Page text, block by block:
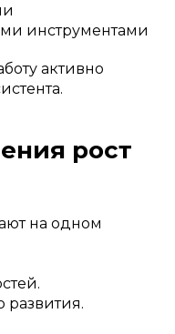
инструментами
активно
рост
на одном
развития.